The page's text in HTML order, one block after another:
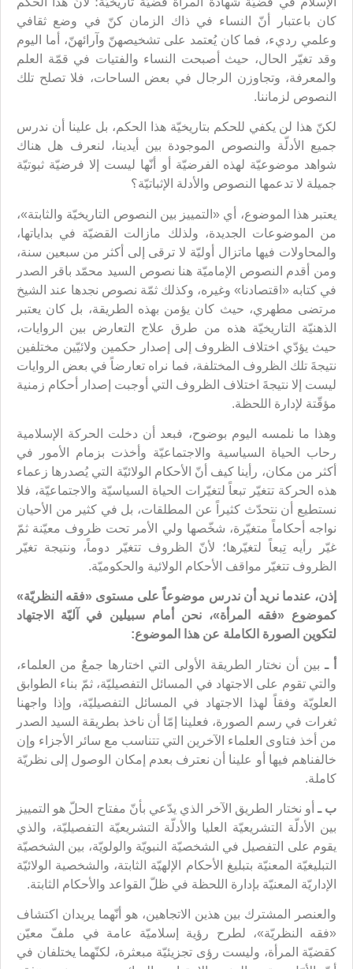
كان باعتبار أنّ النساء في ذاك الزمان كنّ في وضع ثقافي
وعلمي رديء، فما كان يُعتمد على تشخيصهنّ وآرائهنّ، أما اليوم
وقد تغيّر الحال، حيث أصبحت النساء والفتيات في قمّة العلم
والمعرفة، وتجاوزن الرجال في بعض الساحات، فلا تصلح تلك
النصوص لزماننا.
لكنّ هذا لن يكفي للحكم بتاريخيّة هذا الحكم، بل علينا أن ندرس
جميع الأدلّة والنصوص الموجودة بين أيدينا، لنعرف هل هناك
شواهد موضوعيّة لهذه الفرضيّة أو أنّها ليست إلا فرضيّة ثبوتيّة
جميلة لا تدعمها النصوص والأدلة الإثباتيّة؟
يعتبر هذا الموضوع، أي «التمييز بين النصوص التاريخيّة والثابتة»،
من الموضوعات الجديدة، ولذلك مازالت القضيّة في بداياتها،
والمحاولات فيها ماتزال أوليّة لا ترقى إلى أكثر من سبعين سنة،
ومن أقدم النصوص الإماميّة هنا نصوص السيد محمّد باقر الصدر
في كتابه «اقتصادنا» وغيره، وكذلك ثمّة نصوص نجدها عند الشيخ
مرتضى مطهري، حيث كان يؤمن بهذه الطريقة، بل كان يعتبر
الذهنيّة التاريخيّة هذه من طرق علاج التعارض بين الروايات،
حيث يؤدّي اختلاف الظروف إلى إصدار حكمين ولائيّين مختلفين
نتيجةَ تلك الظروف المختلفة، فما نراه تعارضاً في بعض الروايات
ليست إلا نتيجةَ اختلاف الظروف التي أوجبت إصدار أحكام زمنية
مؤقّتة لإدارة اللحظة.
وهذا ما نلمسه اليوم بوضوح، فبعد أن دخلت الحركة الإسلامية
رحاب الحياة السياسية والاجتماعيّة وأخذت بزمام الأمور في
أكثر من مكان، رأينا كيف أنّ الأحكام الولائيّة التي يُصدرها زعماء
هذه الحركة تتغيّر تبعاً لتغيّرات الحياة السياسيّة والاجتماعيّة، فلا
نستطيع أن نتحدّث كثيراً عن المطلقات، بل في كثير من الأحيان
نواجه أحكاماً متغيّرة، شخّصها ولي الأمر تحت ظروف معيّنة ثمّ
غيّر رأيه تِبعاً لتغيّرها؛ لأنّ الظروف تتغيّر دوماً، ونتيجة تغيّر
الظروف تتغيّر مواقف الأحكام الولائية والحكوميّة.
إذن، عندما نريد أن ندرس موضوعاً على مستوى «فقه النظريّة»
كموضوع «فقه المرأة»، نحن أمام سبيلين في آليّة الاجتهاد
لتكوين الصورة الكاملة عن هذا الموضوع:
أ ـ بين أن نختار الطريقة الأولى التي اختارها جمعٌ من العلماء،
والتي تقوم على الاجتهاد في المسائل التفصيليّة، ثمّ بناء الطوابق
العلويّة وفقاً لهذا الاجتهاد في المسائل التفصيليّة، وإذا واجهنا
ثغرات في رسم الصورة، فعلينا إمّا أن ناخذ بطريقة السيد الصدر
من أخذ فتاوى العلماء الآخرين التي تتناسب مع سائر الأجزاء وإن
خالفناهم فيها أو علينا أن نعترف بعدم إمكان الوصول إلى نظريّة
كاملة.
ب ـ أو نختار الطريق الآخر الذي يدّعي بأنّ مفتاح الحلّ هو التمييز
بين الأدلّة التشريعيّة العليا والأدلّة التشريعيّة التفصيليّة، والذي
يقوم على التفصيل في الشخصيّة النبويّة والولويّة، بين الشخصيّة
التبليغيّة المعنيّة بتبليغ الأحكام الإلهيّة الثابتة، والشخصية الولائيّة
الإداريّة المعنيّة بإدارة اللحظة في ظلّ القواعد والأحكام الثابتة.
والعنصر المشترك بين هذين الاتجاهين، هو أنّهما يريدان اكتشاف
«فقه النظريّة»، لطرح رؤية إسلاميّة عامة في ملفّ معيّن
كقضيّة المرأة، وليست رؤى تجزيئيّة مبعثرة، لكنّهما يختلفان في